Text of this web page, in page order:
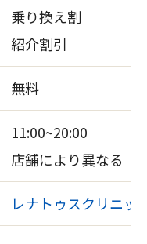
乗り換え割
紹介割引
無料
11:00~20:00
店舗により異なる
レナトゥスクリニッ